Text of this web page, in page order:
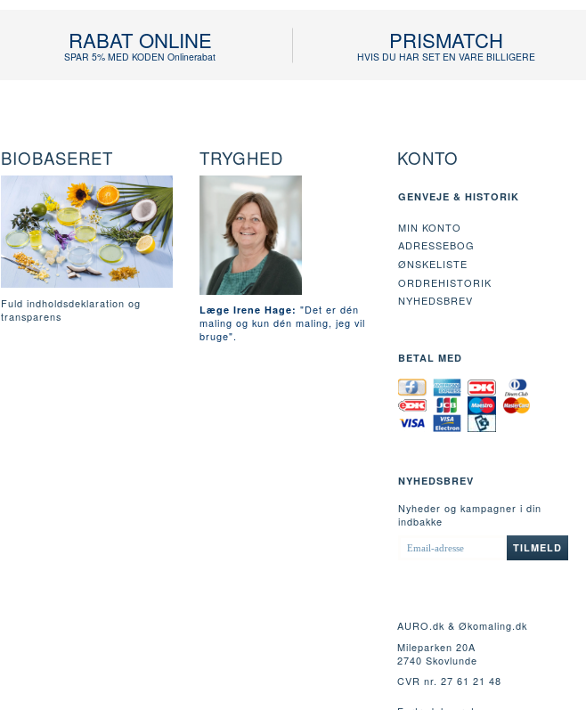
RABAT ONLINE
SPAR 5% MED KODEN Onlinerabat
PRISMATCH
HVIS DU HAR SET EN VARE BILLIGERE
BIOBASERET
Fuld indholdsdeklaration og
transparens
TRYGHED
Læge Irene Hage: "Det er dén
maling og kun dén maling, jeg vil
bruge".
KONTO
GENVEJE & HISTORIK
MIN KONTO
ADRESSEBOG
ØNSKELISTE
ORDREHISTORIK
NYHEDSBREV
BETAL MED
NYHEDSBREV
Nyheder og kampagner i din
indbakke
EMAIL-
ADRESSE
TILMELD
AURO.dk & Økomaling.dk
Mileparken 20A
2740 Skovlunde
CVR nr. 27 61 21 48